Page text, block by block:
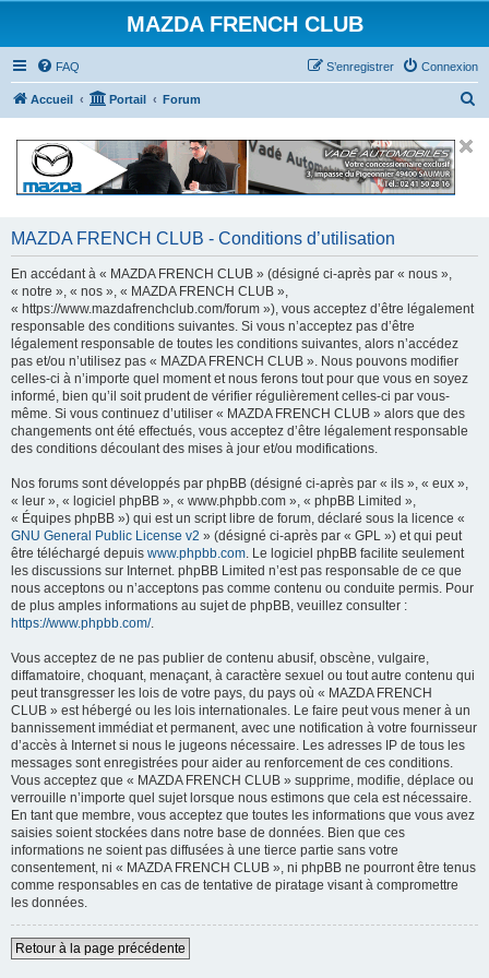
MAZDA FRENCH CLUB
FAQ Connexion
S’enregistrer
Accueil Portail Forum
c
MAZDA FRENCH CLUB - Conditions d’utilisation
En accédant à « MAZDA FRENCH CLUB » (désigné ci-après par « nous »,
« notre », « nos », « MAZDA FRENCH CLUB »,
« https://www.mazdafrenchclub.com/forum »), vous acceptez d’être légalement
responsable des conditions suivantes. Si vous n’acceptez pas d’être
légalement responsable de toutes les conditions suivantes, alors n’accédez
pas et/ou n’utilisez pas « MAZDA FRENCH CLUB ». Nous pouvons modifier
celles-ci à n’importe quel moment et nous ferons tout pour que vous en soyez
informé, bien qu’il soit prudent de vérifier régulièrement celles-ci par vous-
même. Si vous continuez d’utiliser « MAZDA FRENCH CLUB » alors que des
changements ont été effectués, vous acceptez d’être légalement responsable
des conditions découlant des mises à jour et/ou modifications.
Nos forums sont développés par phpBB (désigné ci-après par « ils », « eux »,
« leur », « logiciel phpBB », « www.phpbb.com », « phpBB Limited »,
« Équipes phpBB ») qui est un script libre de forum, déclaré sous la licence «
GNU General Public License v2 » (désigné ci-après par « GPL ») et qui peut
être téléchargé depuis www.phpbb.com . Le logiciel phpBB facilite seulement
les discussions sur Internet. phpBB Limited n’est pas responsable de ce que
nous acceptons ou n’acceptons pas comme contenu ou conduite permis. Pour
de plus amples informations au sujet de phpBB, veuillez consulter :
https://www.phpbb.com/.
Vous acceptez de ne pas publier de contenu abusif, obscène, vulgaire,
diffamatoire, choquant, menaçant, à caractère sexuel ou tout autre contenu qui
peut transgresser les lois de votre pays, du pays où « MAZDA FRENCH
CLUB » est hébergé ou les lois internationales. Le faire peut vous mener à un
bannissement immédiat et permanent, avec une notification à votre fournisseur
d’accès à Internet si nous le jugeons nécessaire. Les adresses IP de tous les
messages sont enregistrées pour aider au renforcement de ces conditions.
Vous acceptez que « MAZDA FRENCH CLUB » supprime, modifie, déplace ou
verrouille n’importe quel sujet lorsque nous estimons que cela est nécessaire.
En tant que membre, vous acceptez que toutes les informations que vous avez
saisies soient stockées dans notre base de données. Bien que ces
informations ne soient pas diffusées à une tierce partie sans votre
consentement, ni « MAZDA FRENCH CLUB », ni phpBB ne pourront être tenus
comme responsables en cas de tentative de piratage visant à compromettre
les données.
Retour à la page précédente